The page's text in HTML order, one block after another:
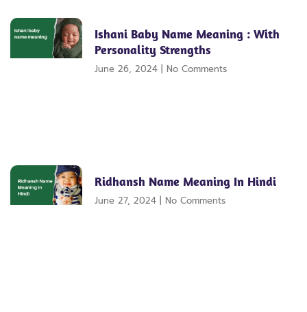
Ishani Baby Name Meaning : With
Personality Strengths
June 26, 2024 No Comments
Ridhansh Name Meaning In Hindi
June 27, 2024 No Comments